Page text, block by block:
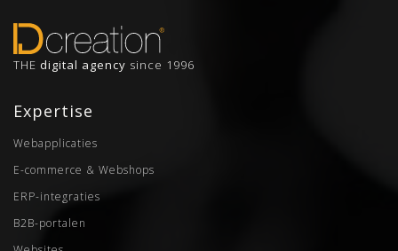
THE digital agency since 1996
Expertise
Webapplicaties
E-commerce & Webshops
ERP-integraties
B2B-portalen